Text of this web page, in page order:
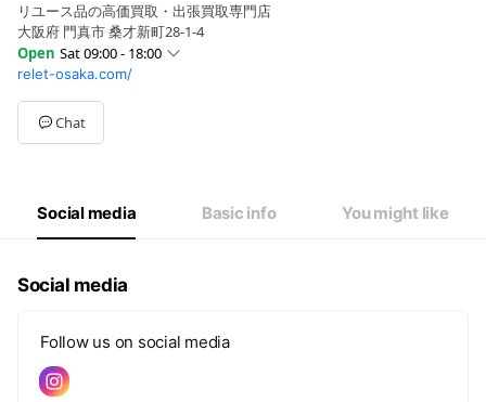
リユース品の高価買取・出張買取専門店
大阪府 門真市 桑才新町28-1-4
Open Sat 09:00 - 18:00
Sun09:00 - 18:00
Mon09:00 - 18:00
Tue09:00 - 18:00
Wed09:00 - 18:00
09:00 - 18:00
relet-osaka.com/
Chat
Social media Basic info You might like
Social media
Follow us on social media